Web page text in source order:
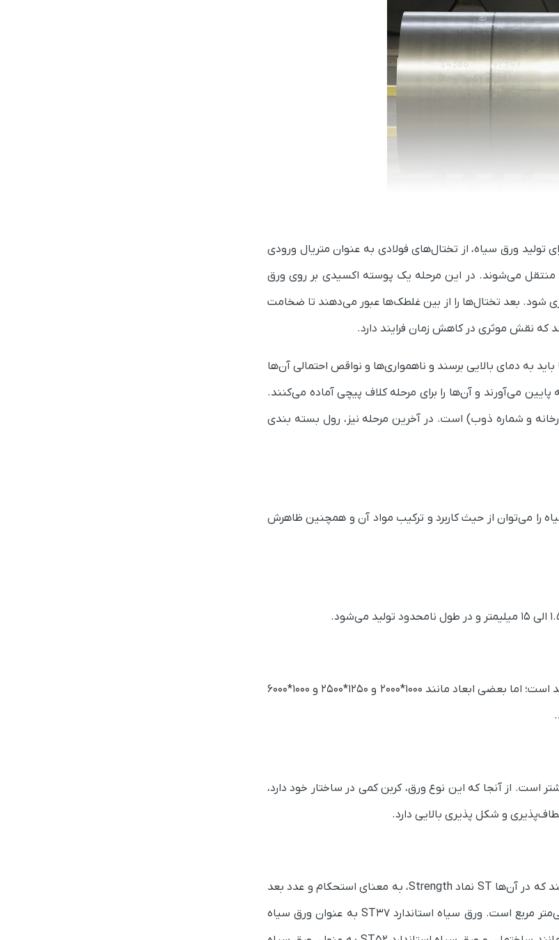
تولید ورق سیاه، از تختال‌های فولادی به عنوان متریال ورودی
منتقل می‌شوند. در این مرحله یک پوسته اکسیدی بر روی ورق
شود. بعد تختال‌ها را از بین غلطک‌ها عبور می‌دهند تا ضخامت
نقش موثری در کاهش زمان فرایند دارد.
به دمای بالایی برسند و ناهمواری‌ها و نواقص احتمالی آن‌ها
کاملا رفع شود. پس از آن، دمای ورق‌ها را حدود ۵۸۰ درجه پایین می‌آورند و آن‌ها را برای مرحله کلاف پیچی آماده می‌کنند.
و شماره ذوب) است. در آخرین مرحله نیز، رول بسته بندی
را می‌توان از حیث کاربرد و ترکیب مواد آن و همچنین ظاهرش
ضخامت این ورق، ۱۵ میلی‌متر به بالا می‌باشد و در هر سایزی قابل خرید است؛ اما بعضی ابعاد مانند ۱۰۰۰*۲۰۰۰ و ۱۲۵۰*۲۵۰۰ و ۱۰۰۰*۶۰۰۰
از آنجا که این نوع ورق، کربن کمی در ساختار خود دارد،
و شکل پذیری بالایی دارد.
ST52 وST37، دو گرید معروف برای ورق سیاه صنعتی و معمولی هستند که در آ‌ن‌ها ST نماد Strength، به معنای استحکام و عدد بعد
از آن میزان تنش نهایی یا همان سختی ورق برحسب کیلوگرم بر سانتی‌متر مربع است. ورق سیاه استاندارد ST37 به عنوان ورق سیاه